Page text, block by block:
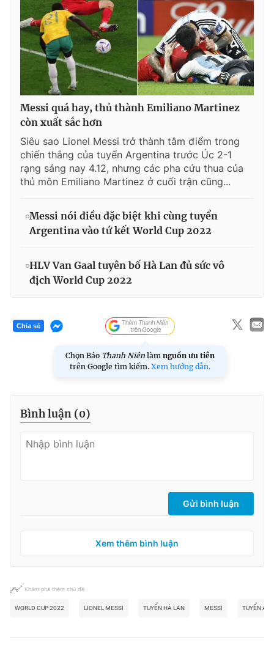
Messi quá hay, thủ thành Emiliano Martinez
còn xuất sắc hơn
Siêu sao Lionel Messi trở thành tâm điểm trong
chiến thắng của tuyển Argentina trước Úc 2-1
rạng sáng nay 4.12, nhưng các pha cứu thua của
thủ môn Emiliano Martinez ở cuối trận cũng...
Messi nói điều đặc biệt khi cùng tuyển
Argentina vào tứ kết World Cup 2022
HLV Van Gaal tuyên bố Hà Lan đủ sức vô
địch World Cup 2022
Chia sẻ
Chọn Báo Thanh Niên làm nguồn ưu tiên
trên Google tìm kiếm. Xem hướng dẫn.
Bình luận (0)
Gửi bình luận
Xem thêm bình luận
Khám phá thêm chủ đề
WORLD CUP 2022 LIONEL MESSI TUYỂN HÀ LAN MESSI TUYỂN